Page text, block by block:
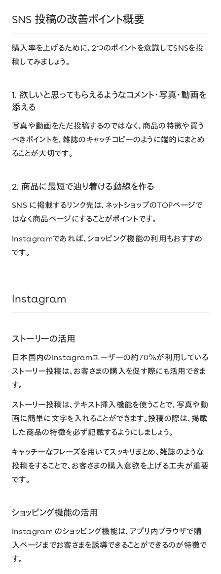
SNS 投稿の改善ポイント概要
購入率を上げるために、2つのポイントを意識してSNSを投
稿してみましょう。
1. 欲しいと思ってもらえるようなコメント・写真・動画を
添える
写真や動画をただ投稿するのではなく、商品の特徴や買う
べきポイントを、雑誌のキャッチコピーのように端的にまとめ
ることが大切です。
2. 商品に最短で辿り着ける動線を作る
SNS に掲載するリンク先は、ネットショップのTOPページで
はなく商品ページにすることがポイントです。
Instagramであれば、ショッピング機能の利用もおすすめ
です。
Instagram
ストーリーの活用
日本国内のInstagramユーザーの約70%が利用している
ストーリー投稿は、お客さまの購入を促す際にも活用できま
す。
ストーリー投稿は、テキスト挿入機能を使うことで、写真や動
画に簡単に文字を入れることができます。投稿の際は、掲載
した商品の特徴を必ず記載するようにしましょう。
キャッチーなフレーズを用いてスッキリまとめ、雑誌のような
投稿をすることで、お客さまの購入意欲を上げる工夫が重要
です。
ショッピング機能の活用
Instagram のショッピング機能は、アプリ内ブラウザで購
入ページまでお客さまを誘導できることができるのが特徴で
す。